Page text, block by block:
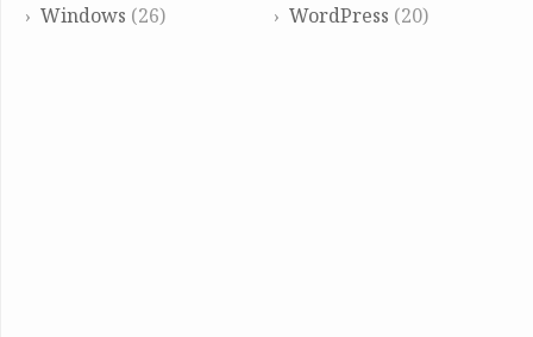
Windows (26) WordPress (20)